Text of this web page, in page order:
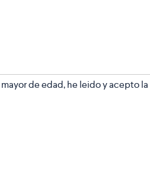
mayor de edad, he leido y acepto la